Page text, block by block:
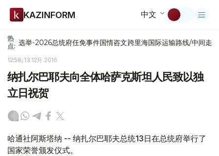
KAZINFORM 中文
热
点: 选举-2026总统府任免事件国情咨文跨里海国际运输路线/中间走廊
12:58, 13 12月 2016
纳扎尔巴耶夫向全体哈萨克斯坦人民致以独
立日祝贺
哈通社阿斯塔纳 -- 纳扎尔巴耶夫总统13日在总统府举行了
国家荣誉颁发仪式。